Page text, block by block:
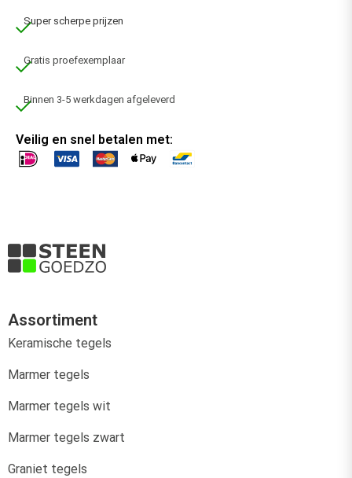
Super scherpe prijzen
Gratis proefexemplaar
Binnen 3-5 werkdagen afgeleverd
Veilig en snel betalen met:
Assortiment
Keramische tegels
Marmer tegels
Marmer tegels wit
Marmer tegels zwart
Graniet tegels